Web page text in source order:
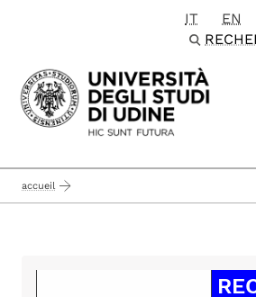
Passa al contenuto
IT EN
accueil